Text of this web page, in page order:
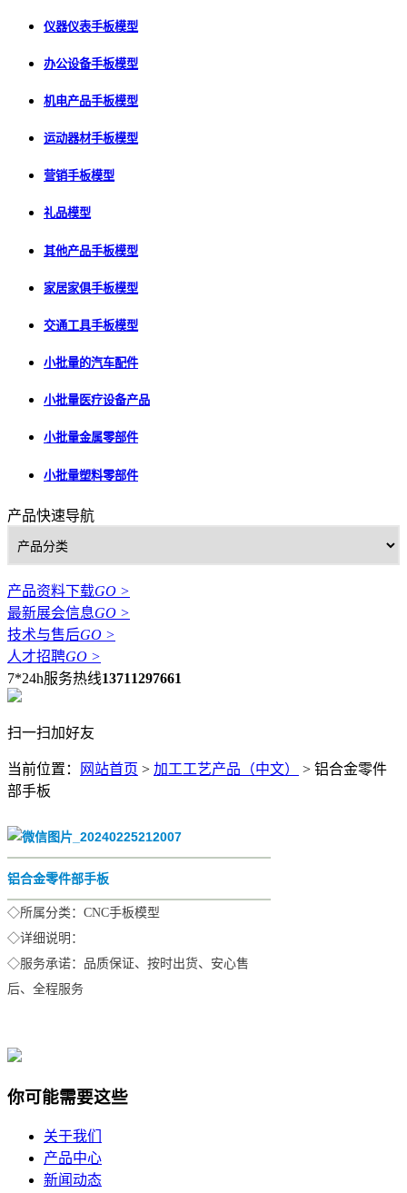
仪器仪表手板模型
办公设备手板模型
机电产品手板模型
运动器材手板模型
营销手板模型
礼品模型
其他产品手板模型
家居家俱手板模型
交通工具手板模型
小批量的汽车配件
小批量医疗设备产品
小批量金属零部件
小批量塑料零部件
产品快速导航
产品资料下载GO >
最新展会信息GO >
技术与售后GO >
人才招聘GO >
7*24h服务热线13711297661
扫一扫加好友
当前位置： 网站首页 > 加工工艺产品（中文） > 铝合金零件
部手板
铝合金零件部手板
◇所属分类：CNC手板模型
◇详细说明：
◇服务承诺：品质保证、按时出货、安心售
后、全程服务
你可能需要这些
关于我们
产品中心
新闻动态